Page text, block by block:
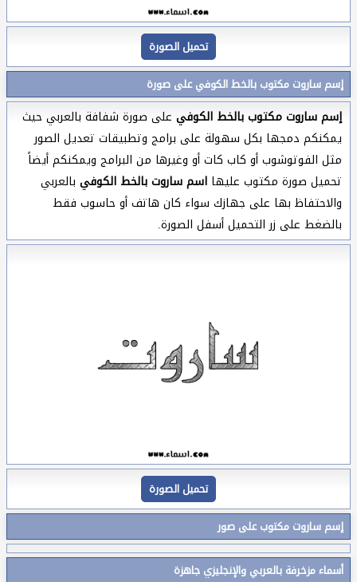
تحميل الصورة
إسم ساروت مكتوب بالخط الكوفي على صورة
إسم ساروت مكتوب بالخط الكوفي على صورة شفافة بالعربي حيث
يمكنكم دمجها بكل سهولة على برامج وتطبيقات تعديل الصور
مثل الفوتوشوب أو كاب كات أو وغيرها من البرامج ويمكنكم أيضاً
تحميل صورة مكتوب عليها اسم ساروت بالخط الكوفي بالعربي
والاحتفاظ بها على جهازك سواء كان هاتف أو حاسوب فقط
بالضغط على زر التحميل أسفل الصورة.
تحميل الصورة
إسم ساروت مكتوب على صور
أسماء مزخرفة بالعربي والإنجليزي جاهزة